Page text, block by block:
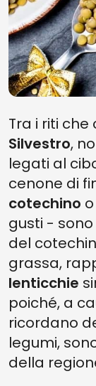
Tra i riti
Silvestro,
legati al
cenone di
cotechino o
gusti -
del
grassa,
lenticchie
poiché, a
ricordano
legumi,
della